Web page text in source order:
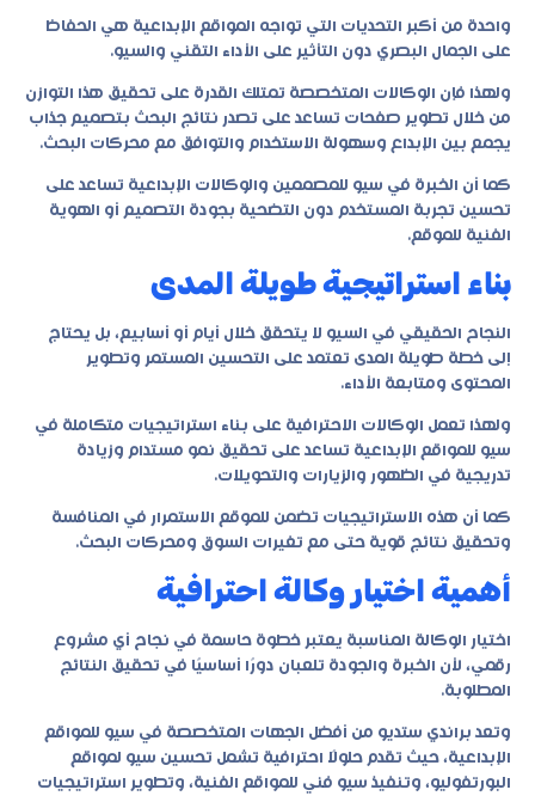
واحدة من أكبر التحديات التي تواجه المواقع الإبداعية هي الحفاظ
على الجمال البصري دون التأثير على الأداء التقني والسيو.
ولهذا فإن الوكالات المتخصصة تمتلك القدرة على تحقيق هذا التوازن
من خلال تطوير صفحات تساعد على تصدر نتائج البحث بتصميم جذاب
يجمع بين الإبداع وسهولة الاستخدام والتوافق مع محركات البحث.
كما أن الخبرة في سيو للمصممين والوكالات الإبداعية تساعد على
تحسين تجربة المستخدم دون التضحية بجودة التصميم أو الهوية
الفنية للموقع.
بناء استراتيجية طويلة المدى
النجاح الحقيقي في السيو لا يتحقق خلال أيام أو أسابيع، بل يحتاج
إلى خطة طويلة المدى تعتمد على التحسين المستمر وتطوير
المحتوى ومتابعة الأداء.
ولهذا تعمل الوكالات الاحترافية على بناء استراتيجيات متكاملة في
سيو للمواقع الإبداعية تساعد على تحقيق نمو مستدام وزيادة
تدريجية في الظهور والزيارات والتحويلات.
كما أن هذه الاستراتيجيات تضمن للموقع الاستمرار في المنافسة
وتحقيق نتائج قوية حتى مع تغيرات السوق ومحركات البحث.
أهمية اختيار وكالة احترافية
اختيار الوكالة المناسبة يعتبر خطوة حاسمة في نجاح أي مشروع
رقمي، لأن الخبرة والجودة تلعبان دورًا أساسيًا في تحقيق النتائج
المطلوبة.
وتعد براندي ستديو من أفضل الجهات المتخصصة في سيو للمواقع
الإبداعية، حيث تقدم حلولًا احترافية تشمل تحسين سيو لمواقع
البورتفوليو، وتنفيذ سيو فني للمواقع الفنية، وتطوير استراتيجيات